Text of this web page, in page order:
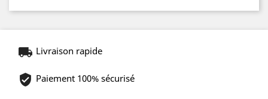
Livraison rapide
Paiement 100% sécurisé